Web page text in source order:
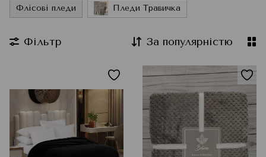
Флісові пледи Пледи Травичка
Фільтр За популярністю